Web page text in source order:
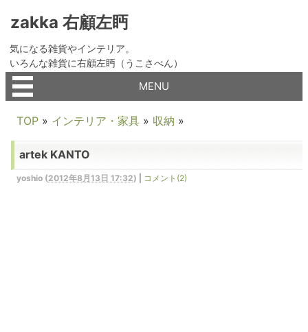
zakka 右顧左眄
気になる雑貨やインテリア。
いろんな雑貨に右顧左眄（うこさべん）
MENU
TOP » インテリア・家具 » 収納 »
artek KANTO
yoshio(2012年8月13日 17:32) コメント(2)